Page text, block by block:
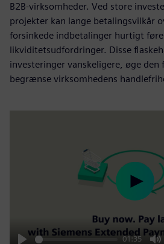
B2B‑virksomheder. Ved store
projekter kan lange betalingsvilkår
forsinkede indbetalinger hurtigt
likviditetsudfordringer. Disse
investeringer vanskeligere, øge den
begrænse virksomhedens
01:35
Play